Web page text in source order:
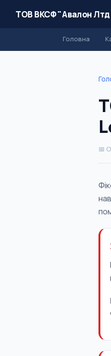
ТОВ ВКСФ "Авалон
Головна
📅